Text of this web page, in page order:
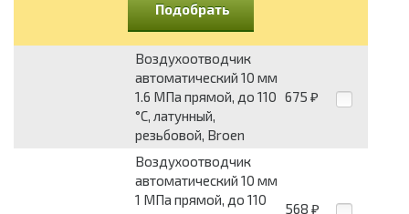
Подобрать
Воздухоотводчик
автоматический 10 мм
1.6 МПа прямой, до 110
°C, латунный,
резьбовой, Broen
675 ₽
Воздухоотводчик
автоматический 10 мм
1 МПа прямой, до 110
568 ₽